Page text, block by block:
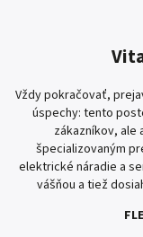
Vždy pokračovať,
úspechy: tento
zákazníkov, ale
špecializovaným
elektrické náradie a
vášňou a tiež